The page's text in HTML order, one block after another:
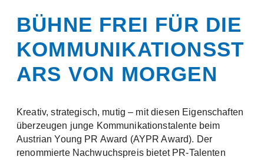
BÜHNE FREI FÜR DIE
KOMMUNIKATIONSST
ARS VON MORGEN
Kreativ, strategisch, mutig – mit diesen Eigenschaften
überzeugen junge Kommunikationstalente beim
Austrian Young PR Award (AYPR Award). Der
renommierte Nachwuchspreis bietet PR-Talenten